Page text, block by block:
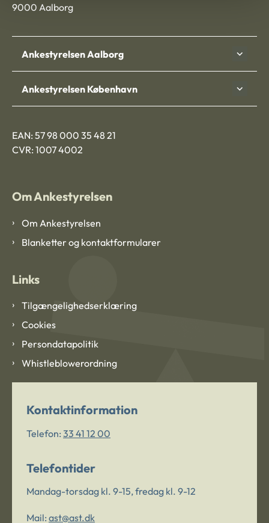
9000 Aalborg
Ankestyrelsen Aalborg
Ankestyrelsen København
EAN: 57 98 000 35 48 21
CVR: 1007 4002
Om Ankestyrelsen
Om Ankestyrelsen
Blanketter og kontaktformularer
Links
Tilgængelighedserklæring
Cookies
Persondatapolitik
Whistleblowerordning
Kontaktinformation
Telefon: 33 41 12 00
Telefontider
Mandag-torsdag kl. 9-15, fredag kl. 9-12
Mail: ast@ast.dk